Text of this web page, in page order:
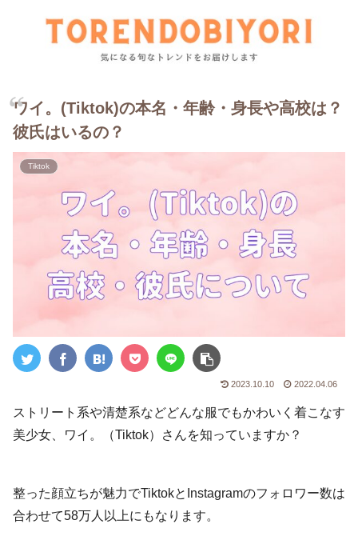
ワイ。(Tiktok)の本名・年齢・身長や高校は？
彼氏はいるの？
Tiktok
2023.10.10 2022.04.06
ストリート系や清楚系などどんな服でもかわいく着こなす
美少女、ワイ。（Tiktok）さんを知っていますか？
整った顔立ちが魅力でTiktokとInstagramのフォロワー数は
合わせて58万人以上にもなります。